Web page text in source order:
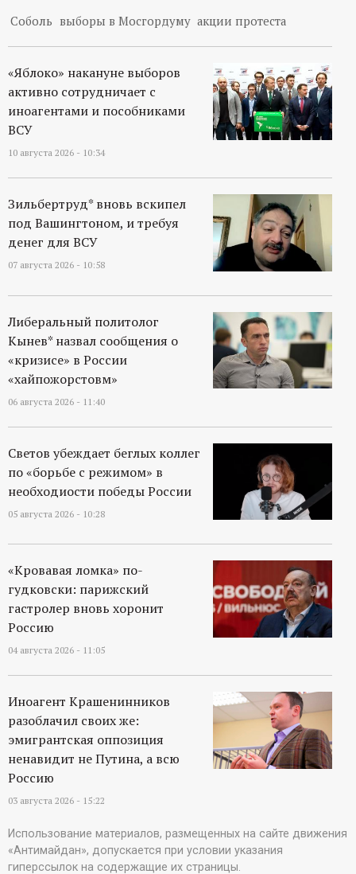
Соболь выборы в Мосгордуму акции протеста
«Яблоко» накануне выборов
активно сотрудничает с
иноагентами и пособниками
ВСУ
10 августа 2026 - 10:34
Зильбертруд* вновь вскипел
под Вашингтоном, и требуя
денег для ВСУ
07 августа 2026 - 10:58
Либеральный политолог
Кынев* назвал сообщения о
«кризисе» в России
«хайпожорстовм»
06 августа 2026 - 11:40
Светов убеждает беглых коллег
по «борьбе с режимом» в
необходиости победы России
05 августа 2026 - 10:28
«Кровавая ломка» по-
гудковски: парижский
гастролер вновь хоронит
Россию
04 августа 2026 - 11:05
Иноагент Крашенинников
разоблачил своих же:
эмигрантская оппозиция
ненавидит не Путина, а всю
Россию
03 августа 2026 - 15:22
Использование материалов, размещенных на сайте движения
«Антимайдан», допускается при условии указания
гиперссылок на содержащие их страницы.